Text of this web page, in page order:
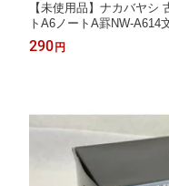
【未使用品】ナカバヤシ
トA6ノートA罫NW-
ートデザイン メール便送
290 円